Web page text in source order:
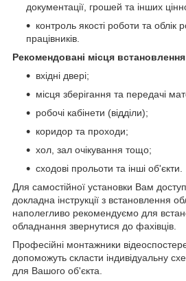
документації, грошей та інших
контроль якості роботи та облік
працівників.
Рекомендовані місця
вхідні двері;
місця зберігання та передачі
робочі кабінети (відділи);
коридор та проходи;
хол, зал очікування тощо;
сходові прольоти та інші об'єкти.
Для самостійної установки Вам
докладна інструкції з встановлення
наполегливо рекомендуємо для
обладнання звернутися до фахівців.
Професійні монтажники
допоможуть скласти індивідуальну
для Вашого об'єкта.